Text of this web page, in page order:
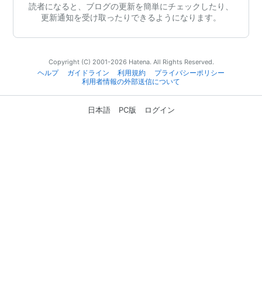
読者になると、ブログの更新を簡単にチェックしたり、
更新通知を受け取ったりできるようになります。
Copyright (C) 2001-2026 Hatena. All Rights Reserved.
ヘルプ
ガイドライン 利用規約
プライバシーポリシー
利用者情報の外部送信について
日本語 PC版 ログイン